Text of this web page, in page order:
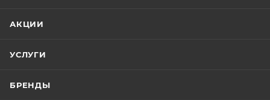
АКЦИИ
УСЛУГИ
БРЕНДЫ